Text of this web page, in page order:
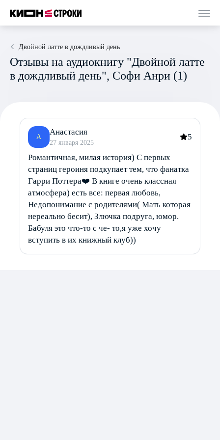
Двойной латте в дождливый день
Отзывы на аудиокнигу "Двойной латте
в дождливый день", Софи Анри (1)
А
Анастасия
27 января 2025
5
Романтичная, милая история) С первых
страниц героиня подкупает тем, что фанатка
Гарри Поттера❤️ В книге очень классная
атмосфера) есть все: первая любовь,
Недопонимание с родителями( Мать которая
нереально бесит), Злючка подруга, юмор.
Бабуля это что-то с че- то,я уже хочу
вступить в их книжный клуб))